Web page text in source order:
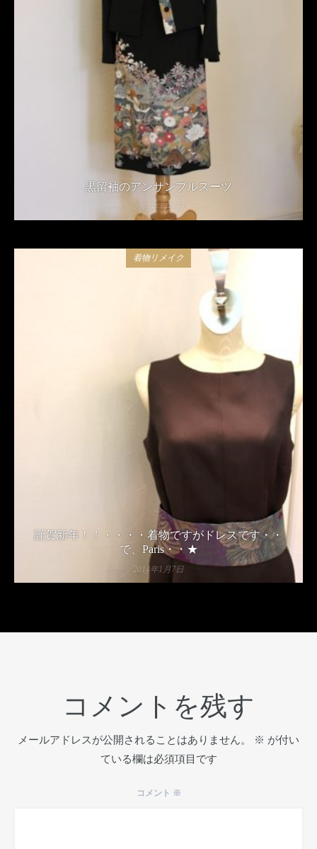
黒留袖のアンサンブルスーツ
2014年3月7日
着物リメイク
謹賀新年！！・・・・着物ですがドレスです・・
で、Paris・・★
2014年1月7日
コメントを残す
メールアドレスが公開されることはありません。 ※ が付い
ている欄は必須項目です
コメント ※